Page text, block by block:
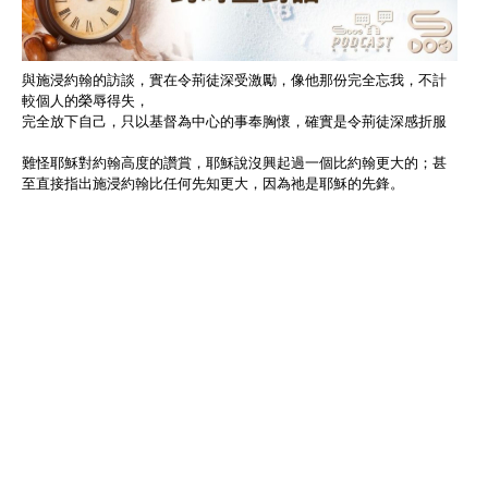
與施浸約翰的訪談，實在令荊徒深受激勵，像他那份完全忘我，不計
較個人的榮辱得失，
完全放下自己，只以基督為中心的事奉胸懷，確實是令荊徒深感折服
難怪耶穌對約翰高度的讚賞，耶穌說沒興起過一個比約翰更大的；甚
至直接指出施浸約翰比任何先知更大，因為祂是耶穌的先鋒。